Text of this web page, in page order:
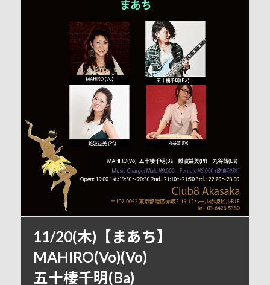
11/20(木)【まあち】
MAHIRO(Vo)(Vo)
五十棲千明(Ba)